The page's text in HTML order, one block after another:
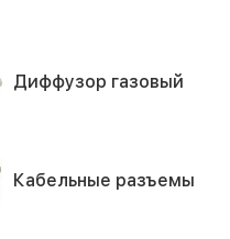
Диффузор газовый
Кабельные разъемы